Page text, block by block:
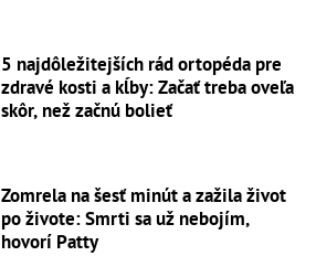
5 najdôležitejších rád ortopéda pre
zdravé kosti a kĺby: Začať treba oveľa
skôr, než začnú bolieť
Zomrela na šesť minút a zažila život
po živote: Smrti sa už nebojím,
hovorí Patty